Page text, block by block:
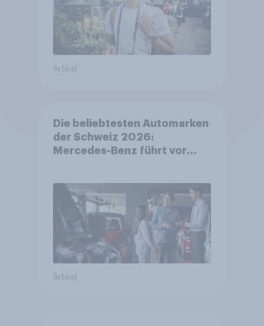
Artikel
Die beliebtesten Automarken
der Schweiz 2026:
Mercedes-Benz führt vor
Artikel